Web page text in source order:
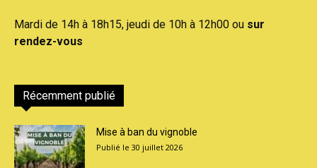
Mardi de 14h à 18h15, jeudi de 10h à 12h00 ou sur
rendez-vous
Récemment publié
Mise à ban du vignoble
30 juillet 2026